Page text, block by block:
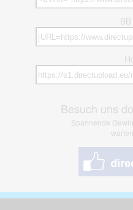
Besuch uns
Spannende